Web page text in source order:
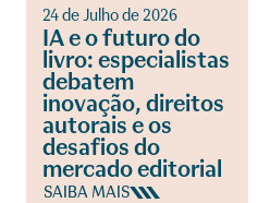
24 de Julho de 2026
IA e o futuro do
livro: especialistas
debatem
inovação, direitos
autorais e os
desafios do
mercado editorial
SAIBA MAIS